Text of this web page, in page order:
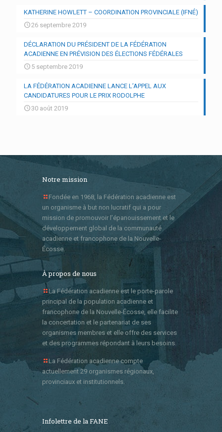
KATHERINE HOWLETT – COORDINATION PROVINCIALE (IFNÉ)
26 septembre 2019
DÉCLARATION DU PRÉSIDENT DE LA FÉDÉRATION
ACADIENNE EN PRÉVISION DES ÉLECTIONS FÉDÉRALES
5 septembre 2019
LA FÉDÉRATION ACADIENNE LANCE L’APPEL AUX
CANDIDATURES POUR LE PRIX RODOLPHE
30 août 2019
Notre mission
Fondée en 1968, la Fédération acadienne est
un organisme à but non lucratif qui a pour
mission de promouvoir l’épanouissement et le
développement global de la communauté
acadienne et francophone de la Nouvelle-
Écosse.
À propos de nous
La Fédération acadienne est le porte-parole
principal de la population acadienne et
francophone de la Nouvelle-Écosse, elle facilite
la concertation et le partenariat de ses
organismes membres et elle offre des services
et des programmes répondant à leurs besoins.
La Fédération acadienne compte
actuellement 29 organismes régionaux,
provinciaux et institutionnels.
Infolettre de la FANE